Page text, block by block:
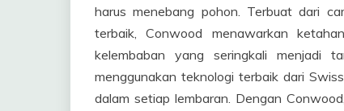
harus menebang pohon. Terbuat dari
terbaik, Conwood menawarkan
kelembaban yang seringkali menjadi
menggunakan teknologi terbaik dari
dalam setiap lembaran. Dengan